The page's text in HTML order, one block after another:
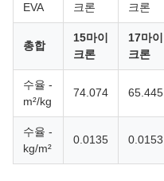
EVA
크론
크론
총합
15마이
크론
17마이
크론
수율 -
m²/kg
74.074 65.445
수율 -
kg/m²
0.0135 0.0153